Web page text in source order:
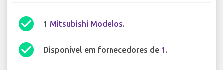
check_circle 1 Mitsubishi Modelos.
check_circle Disponível em fornecedores de 1 .